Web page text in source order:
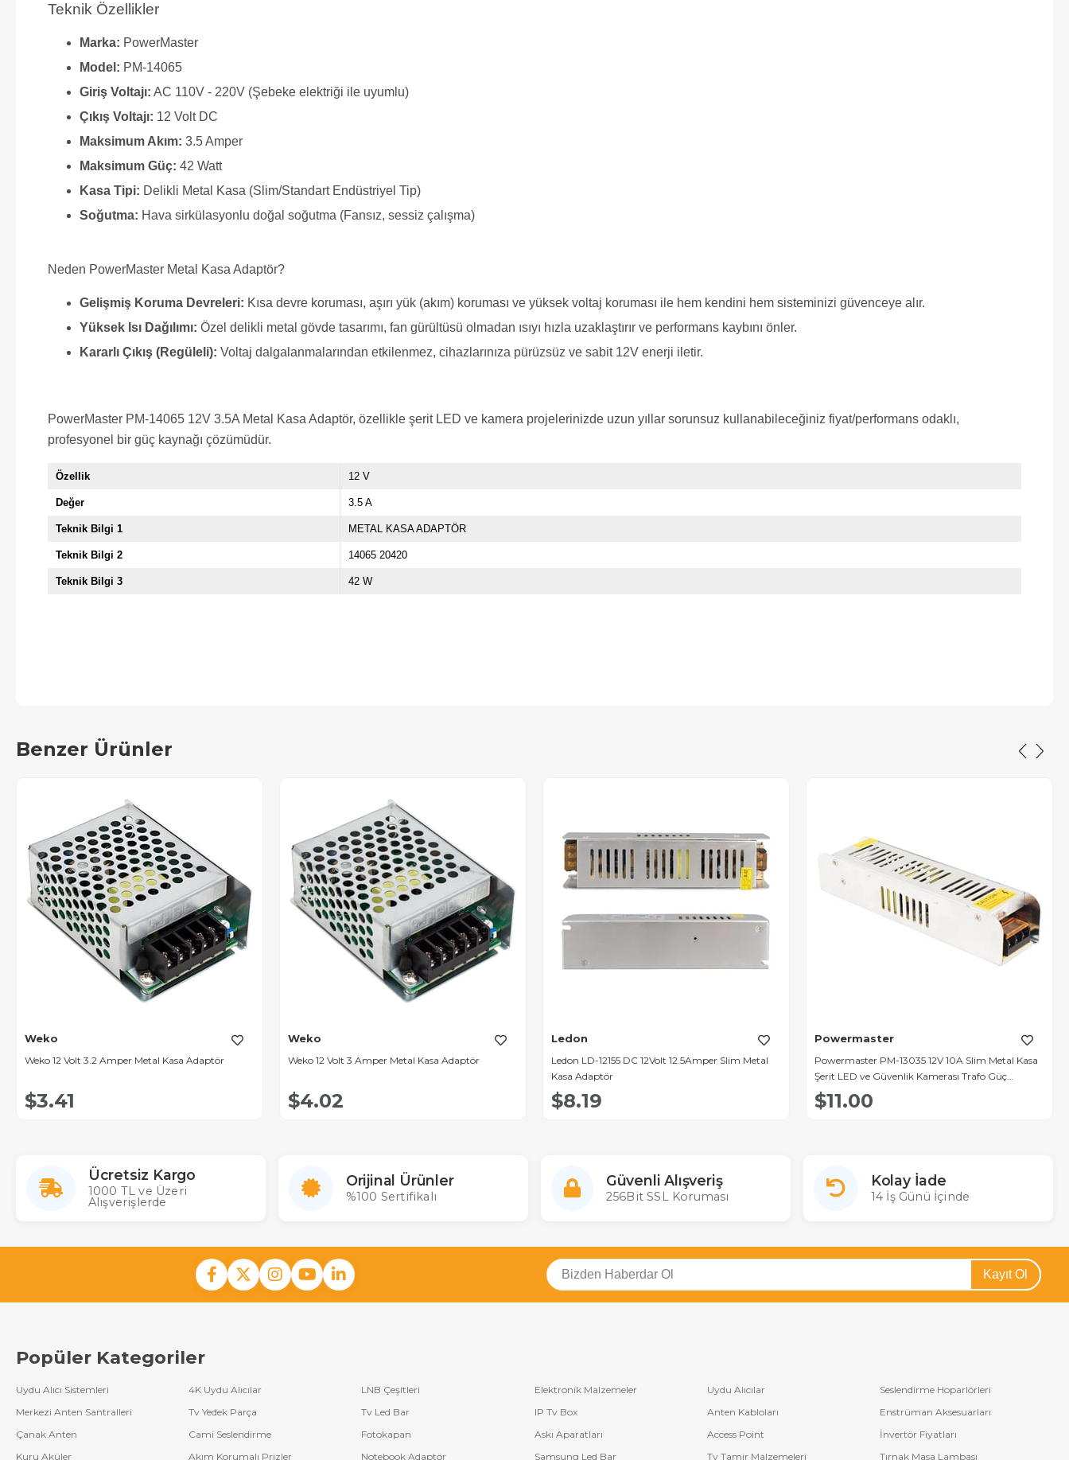
Teknik Özellikler
Marka: PowerMaster
Model: PM-14065
Giriş Voltajı: AC 110V - 220V (Şebeke elektriği ile uyumlu)
Çıkış Voltajı: 12 Volt DC
Maksimum Akım: 3.5 Amper
Maksimum Güç: 42 Watt
Kasa Tipi: Delikli Metal Kasa (Slim/Standart Endüstriyel Tip)
Soğutma: Hava sirkülasyonlu doğal soğutma (Fansız, sessiz çalışma)
Neden PowerMaster Metal Kasa Adaptör?
Gelişmiş Koruma Devreleri: Kısa devre koruması, aşırı yük (akım) koruması ve yüksek voltaj koruması ile hem kendini hem sisteminizi güvenceye alır.
Yüksek Isı Dağılımı: Özel delikli metal gövde tasarımı, fan gürültüsü olmadan ısıyı hızla uzaklaştırır ve performans kaybını önler.
Kararlı Çıkış (Regüleli): Voltaj dalgalanmalarından etkilenmez, cihazlarınıza pürüzsüz ve sabit 12V enerji iletir.
PowerMaster PM-14065 12V 3.5A Metal Kasa Adaptör, özellikle şerit LED ve kamera projelerinizde uzun yıllar sorunsuz kullanabileceğiniz fiyat/performans odaklı,
profesyonel bir güç kaynağı çözümüdür.
Özellik 12 V
Değer 3.5 A
Teknik Bilgi 1 METAL KASA ADAPTÖR
Teknik Bilgi 2 14065 20420
Teknik Bilgi 3 42 W
Benzer Ürünler
Weko
Weko 12 Volt 3.2 Amper Metal Kasa Adaptör
$3.41
Weko
Weko 12 Volt 3 Amper Metal Kasa Adaptör
$4.02
Ledon
Ledon LD-12155 DC 12Volt 12.5Amper Slim Metal
Kasa Adaptör
$8.19
Powermaster
Powermaster PM-13035 12V 10A Slim Metal Kasa
Şerit LED ve Güvenlik Kamerası Trafo Güç
Kaynağı
$11.00
Ücretsiz Kargo
1000 TL ve Üzeri
Alışverişlerde
Orijinal Ürünler
%100 Sertifikalı
Güvenli Alışveriş
256Bit SSL Koruması
Kolay İade
14 İş Günü İçinde
Kayıt Ol
Popüler Kategoriler
Uydu Alıcı Sistemleri 4K Uydu Alıcılar LNB Çeşitleri Elektronik Malzemeler Uydu Alıcılar
Seslendirme Hoparlörleri
Merkezi Anten Santralleri
Tv Yedek Parça Tv Led Bar IP Tv Box Anten Kabloları
Enstrüman Aksesuarları
Çanak Anten
Cami Seslendirme Fotokapan Askı Aparatları Access Point
İnvertör Fiyatları
Kuru Aküler
Akım Korumalı Prizler Notebook Adaptör Samsung Led Bar Tv Tamir Malzemeleri Tırnak Masa Lambası